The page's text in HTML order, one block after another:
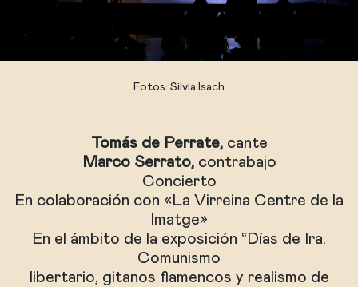
Fotos: Silvia Isach
Tomás de Perrate, cante
Marco Serrato, contrabajo
Concierto
En colaboración con «La Virreina Centre de la
Imatge»
En el ámbito de la exposición “Días de Ira.
Comunismo
libertario, gitanos flamencos y realismo de